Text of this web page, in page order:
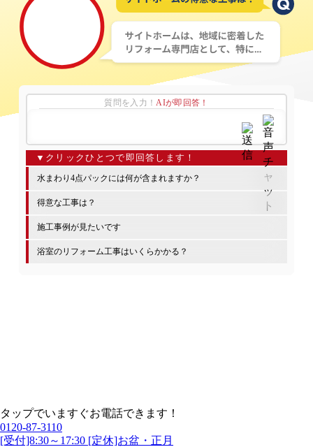
質問を入力！AIが即回答！
水まわり4点パックには何が含まれますか？
得意な工事は？
施工事例が見たいです
浴室のリフォーム工事はいくらかかる？
タップでいますぐお電話できます！
0120-87-3110
[受付]8:30～17:30 [定休]お盆・正月